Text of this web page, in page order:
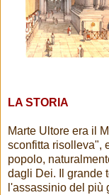
LA STORIA
Marte Ultore era il
sconfitta risolleva",
popolo,
dagli Dei. Il grande
l'assassinio del più